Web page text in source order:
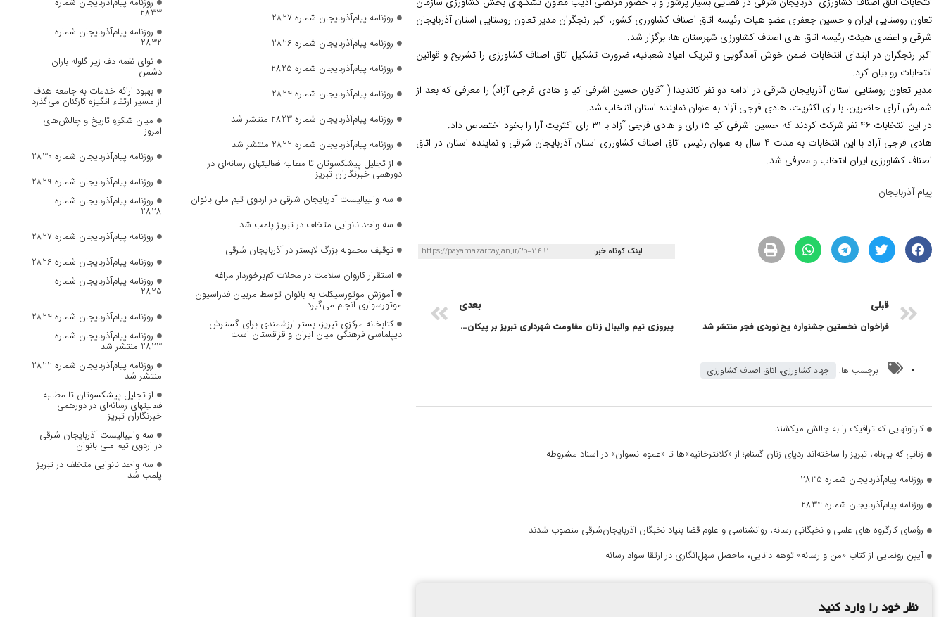
تعاون روستایی ایران و حسین جعفری عضو هیات رئیسه اتاق اصناف کشاورزی کشور، اکبر رنجگران مدیر تعاون روستایی استان آذربایجان
شرقی و اعضای هیئت رئیسه اتاق های اصناف کشاورزی شهرستان ها، برگزار شد.
اکبر رنجگران در ابتدای انتخابات ضمن خوش آمدگویی و تبریک اعیاد شعبانیه، ضرورت تشکیل اتاق اصناف کشاورزی را تشریح و قوانین
انتخابات رو بیان کرد.
مدیر تعاون روستایی استان آذربایجان شرقی در ادامه دو نفر کاندیدا ( آقایان حسین اشرفی کیا و هادی فرجی آزاد) را معرفی که بعد از
شمارش آرای حاضرین، با رای اکثریت، هادی فرجی آزاد به عنوان نماینده استان انتخاب شد.
در این انتخابات ۴۶ نفر شرکت کردند که حسین اشرفی کیا ۱۵ رای و هادی فرجی آزاد با ۳۱ رای اکثریت آرا را بخود اختصاص داد.
هادی فرجی آزاد با این انتخابات به مدت 4 سال به عنوان رئیس اتاق اصناف کشاورزی استان آذربایجان شرقی و نماینده استان در اتاق
اصناف کشاورزی ایران انتخاب و معرفی شد.
پیام آذربایجان
لینک کوتاه خبر: https://payamazarbayjan.ir/?p=11491
قبلی
فراخوان نخستین جشنواره یخ‌نوردی فجر منتشر شد
بعدی
پیروزی تیم والیبال زنان مقاومت شهرداری تبریز بر پیکان تهران
برچسب ها: جهاد کشاورزی، اتاق اصناف کشاورزی
کارتونهایی که ترافیک را به چالش میکشند
زنانی که بی‌نام، تبریز را ساخته‌اند ردپای زنان گمنام؛ از «کلانترخانیم»ها تا «عموم نسوان» در اسناد مشروطه
روزنامه پیام‌آذربایجان شماره 2835
روزنامه پیام‌آذربایجان شماره 2834
رؤسای کارگروه های علمی و نخبگانی رسانه، روانشناسی و علوم قضا بنیاد نخبگان آذربایجان‌شرقی منصوب شدند
آیین رونمایی از کتاب «من و رسانه» توهم دانایی، ماحصل سهل‌انگاری در ارتقا سواد رسانه
نظر خود را وارد کنید
روزنامه پیام‌آذربایجان شماره 2827
روزنامه پیام‌آذربایجان شماره 2826
روزنامه پیام‌آذربایجان شماره 2825
روزنامه پیام‌آذربایجان شماره 2824
روزنامه پیام‌آذربایجان شماره 2823 منتشر شد
روزنامه پیام‌آذربایجان شماره 2822 منتشر شد
از تجلیل پیشکسوتان تا مطالبه فعالیتهای رسانه‌ای در
دورهمی خبرنگاران تبریز
سه والیبالیست آذربایجان‌ شرقی در اردوی تیم ملی بانوان
سه واحد نانوایی متخلف در تبریز پلمب شد
توقیف محموله بزرگ لابستر در آذربایجان شرقی
استقرار کاروان سلامت در محلات کم‌برخوردار مراغه
آموزش موتورسیکلت به بانوان توسط مربیان فدراسیون
موتورسواری انجام می‌گیرد
کتابخانه مرکزی تبریز، بستر ارزشمندی برای گسترش
دیپلماسی فرهنگی میان ایران و قزاقستان است
2833
روزنامه پیام‌آذربایجان شماره
2832
نوای نغمه دف زیر گلوله باران
دشمن
بهبود ارائه خدمات به جامعه هدف
از مسیر ارتقاء انگیزه کارکنان می‌گذرد
میانِ شکوهِ تاریخ و چالش‌های
امروز
روزنامه پیام‌آذربایجان شماره 2830
روزنامه پیام‌آذربایجان شماره 2829
روزنامه پیام‌آذربایجان شماره
2828
روزنامه پیام‌آذربایجان شماره 2827
روزنامه پیام‌آذربایجان شماره 2826
روزنامه پیام‌آذربایجان شماره
2825
روزنامه پیام‌آذربایجان شماره 2824
روزنامه پیام‌آذربایجان شماره
2823 منتشر شد
روزنامه پیام‌آذربایجان شماره 2822
منتشر شد
از تجلیل پیشکسوتان تا مطالبه
فعالیتهای رسانه‌ای در دورهمی
خبرنگاران تبریز
سه والیبالیست آذربایجان‌ شرقی
در اردوی تیم ملی بانوان
سه واحد نانوایی متخلف در تبریز
پلمب شد